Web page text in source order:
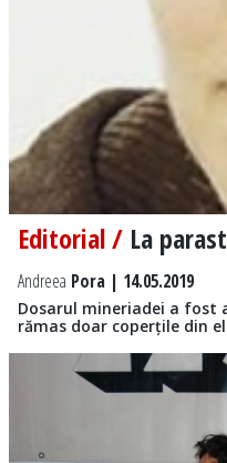
Editorial / La
Andreea Pora | 14.05.2019
Dosarul mineriadei a fost
rămas doar coperțile din